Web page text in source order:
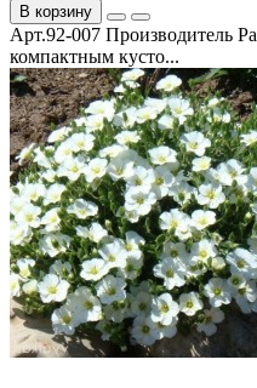
В корзину
Арт.92-007 Производитель
компактным кусто...